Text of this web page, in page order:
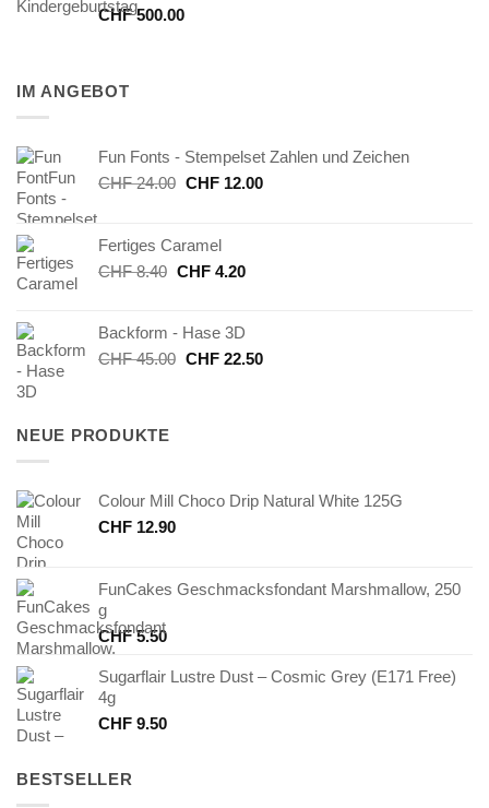
CHF500.00
IM ANGEBOT
Fun Fonts - Stempelset Zahlen und Zeichen
CHF24.00 Ursprünglicher
CHF 24.00
CHF12.00Aktueller
Fertiges Caramel
CHF8.40 Ursprünglicher
CHF 8.40
CHF4.20Aktueller
CHF 4.20.
Backform - Hase 3D
CHF45.00 Ursprünglicher
CHF22.50Aktueller
NEUE PRODUKTE
Colour Mill Choco Drip Natural White 125G
CHF 12.90
FunCakes Geschmacksfondant Marshmallow, 250
g
CHF5.50
Sugarflair Lustre Dust – Cosmic Grey (E171 Free)
4g
CHF 9.50
BESTSELLER